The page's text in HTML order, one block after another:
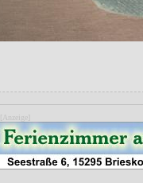
[Anzeige]